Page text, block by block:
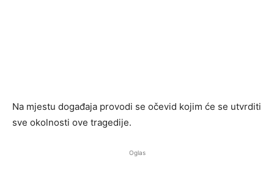
Na mjestu događaja provodi se očevid kojim će se utvrditi
sve okolnosti ove tragedije.
Oglas